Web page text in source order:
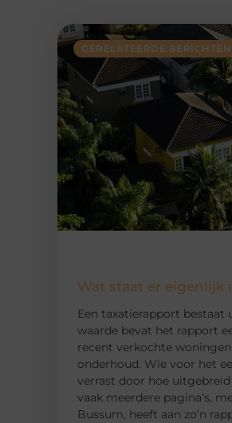
GERELATEERDE BERICHTEN
Wat staat er eigenlijk
Een taxatierapport bestaat
waarde bevat het rapport
recent verkochte
onderhoud. Wie voor het
verrast door hoe
vaak meerdere pagina’s,
Bussum, heeft aan zo’n